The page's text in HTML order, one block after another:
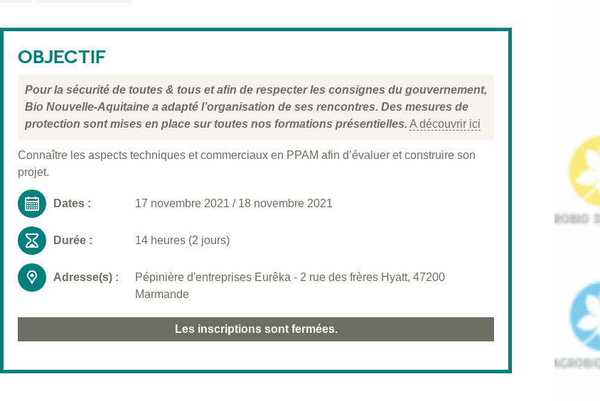
OBJECTIF
Pour la sécurité de toutes & tous et afin de respecter les consignes du gouvernement,
Bio Nouvelle-Aquitaine a adapté l’organisation de ses rencontres. Des mesures de
protection sont mises en place sur toutes nos formations présentielles. A découvrir ici
Connaître les aspects techniques et commerciaux en PPAM afin d’évaluer et construire son
projet.
Dates : 17 novembre 2021 / 18 novembre 2021
Durée : 14 heures (2 jours)
Adresse(s) :
Pépinière d'entreprises Eurêka - 2 rue des frères Hyatt, 47200
Marmande
Les inscriptions sont fermées.